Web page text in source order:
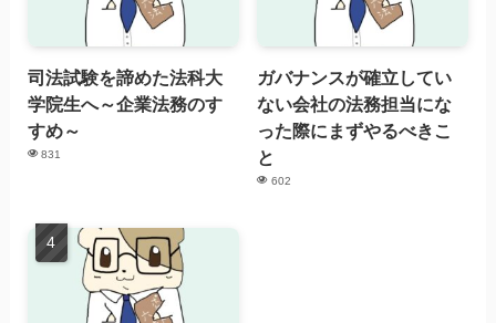
司法試験を諦めた法科大
学院生へ～企業法務のす
すめ～
831
ガバナンスが確立してい
ない会社の法務担当にな
った際にまずやるべきこ
と
602